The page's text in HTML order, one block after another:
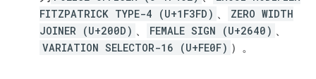
FITZPATRICK TYPE-4 (U+1F3FD) 、
ZERO WIDTH
JOINER (U+200D) 、 FEMALE SIGN (U+2640) 、
VARIATION SELECTOR-16 (U+FE0F) ）。